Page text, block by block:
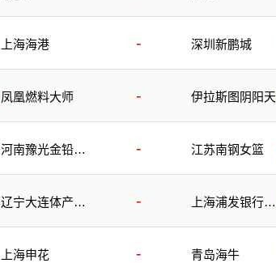
上海海港 - 深圳新鹏城
凤凰燃料大师 - 伊拉斯图阴阳天
河南豫光金铅女
- 江苏南钢女篮
辽宁大连体产女
-
上海浦发银行女
上海申花 - 青岛海牛